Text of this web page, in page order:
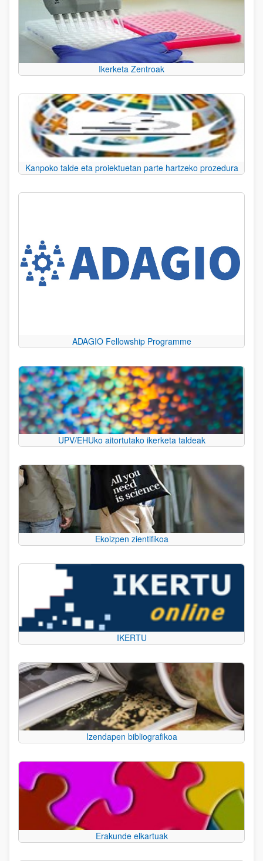
Ikerketa Zentroak
Kanpoko talde eta proiektuetan parte hartzeko prozedura
ADAGIO Fellowship Programme
UPV/EHUko aitortutako ikerketa taldeak
Ekoizpen zientifikoa
IKERTU
Izendapen bibliografikoa
Erakunde elkartuak